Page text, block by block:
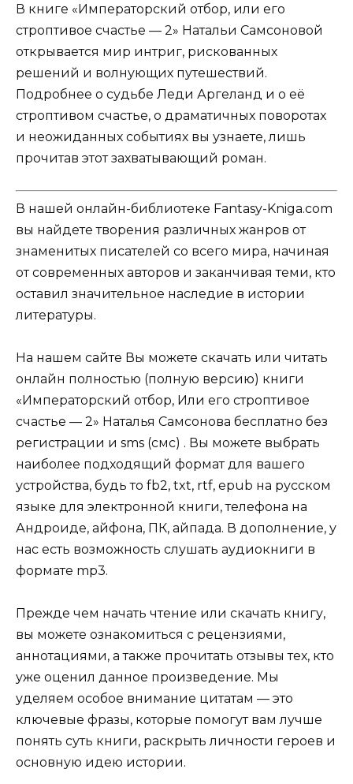
В книге «Императорский отбор, или его
строптивое счастье — 2» Натальи Самсоновой
открывается мир интриг, рискованных
решений и волнующих путешествий.
Подробнее о судьбе Леди Аргеланд и о её
строптивом счастье, о драматичных поворотах
и неожиданных событиях вы узнаете, лишь
прочитав этот захватывающий роман.
В нашей онлайн-библиотеке Fantasy-Kniga.com
вы найдете творения различных жанров от
знаменитых писателей со всего мира, начиная
от современных авторов и заканчивая теми, кто
оставил значительное наследие в истории
литературы.
На нашем сайте Вы можете скачать или читать
онлайн полностью (полную версию) книги
«Императорский отбор, Или его строптивое
счастье — 2» Наталья Самсонова бесплатно без
регистрации и sms (смс) . Вы можете выбрать
наиболее подходящий формат для вашего
устройства, будь то fb2, txt, rtf, epub на русском
языке для электронной книги, телефона на
Андроиде, айфона, ПК, айпада. В дополнение, у
нас есть возможность слушать аудиокниги в
формате mp3.
Прежде чем начать чтение или скачать книгу,
вы можете ознакомиться с рецензиями,
аннотациями, а также прочитать отзывы тех, кто
уже оценил данное произведение. Мы
уделяем особое внимание цитатам — это
ключевые фразы, которые помогут вам лучше
понять суть книги, раскрыть личности героев и
основную идею истории.